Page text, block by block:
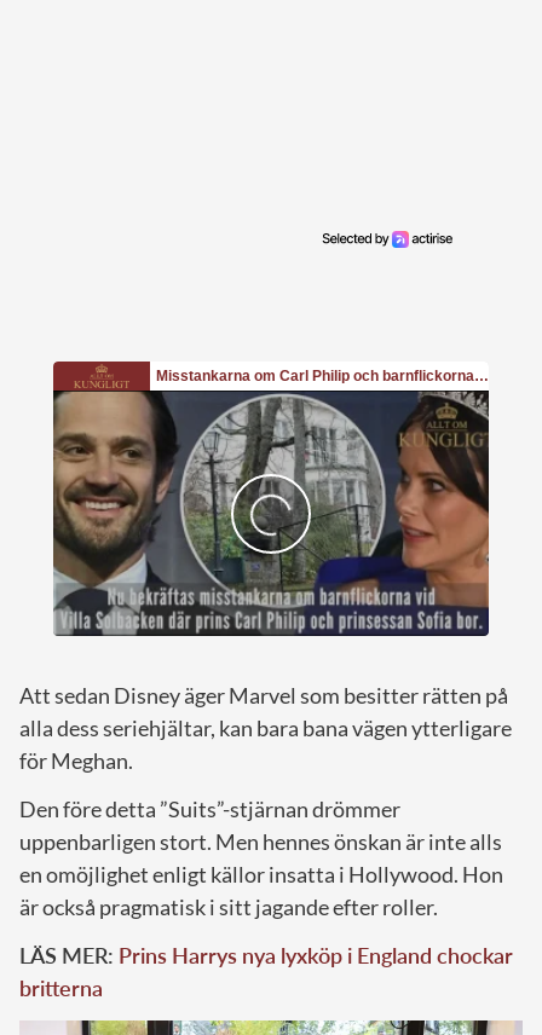
Att sedan Disney äger Marvel som besitter rätten på
alla dess seriehjältar, kan bara bana vägen ytterligare
för Meghan.
Den före detta ”Suits”-stjärnan drömmer
uppenbarligen stort. Men hennes önskan är inte alls
en omöjlighet enligt källor insatta i Hollywood. Hon
är också pragmatisk i sitt jagande efter roller.
LÄS MER: Prins Harrys nya lyxköp i England chockar
britterna